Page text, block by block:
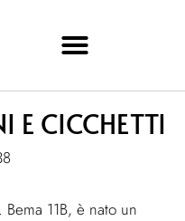
CICCHETTI
11B, è nato un